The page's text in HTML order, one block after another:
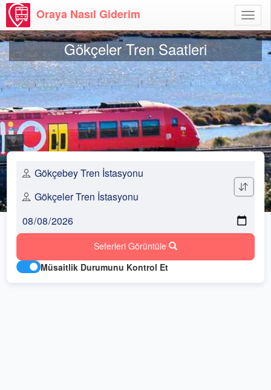
Aç
Oraya Nasıl Giderim
Gökçeler Tren Saatleri
Seferleri Görüntüle
Müsaitlik Durumunu Kontrol Et